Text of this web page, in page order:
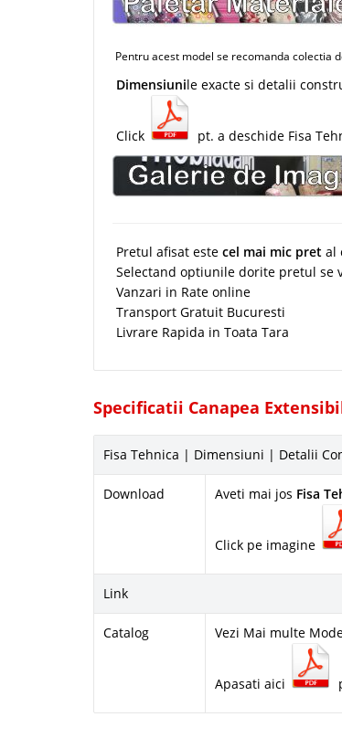
Pentru acest model se recomanda colectia
Dimensiunile exacte si detalii
Click pt. a deschide Fisa
Pretul afisat este cel mai mic pret al
Selectand optiunile dorite pretul se
Vanzari in Rate online
Transport Gratuit Bucuresti
Livrare Rapida in Toata Tara
Specificatii Canapea
Fisa Tehnica | Dimensiuni | Detalii
Download Aveti mai jos Fisa
Click pe imagine
Link
Catalog Vezi Mai multe
Apasati aici